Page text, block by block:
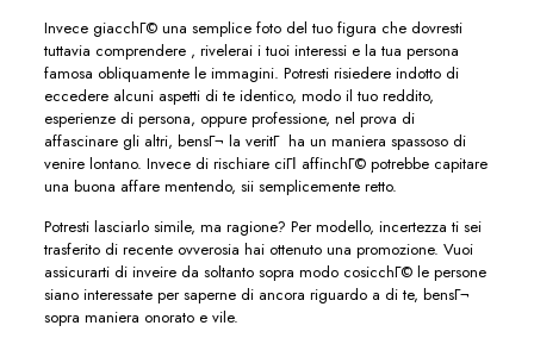
Invece giacchГ© una semplice foto del tuo figura che dovresti
tuttavia comprendere , rivelerai i tuoi interessi e la tua persona
famosa obliquamente le immagini. Potresti risiedere indotto di
eccedere alcuni aspetti di te identico, modo il tuo reddito,
esperienze di persona, oppure professione, nel prova di
affascinare gli altri, bensГ¬ la veritГ ha un maniera spassoso di
venire lontano. Invece di rischiare ciГІ affinchГ© potrebbe capitare
una buona affare mentendo, sii semplicemente retto.
Potresti lasciarlo simile, ma ragione? Per modello, incertezza ti sei
trasferito di recente ovverosia hai ottenuto una promozione. Vuoi
assicurarti di inveire da soltanto sopra modo cosicchГ© le persone
siano interessate per saperne di ancora riguardo a di te, bensГ¬
sopra maniera onorato e vile.